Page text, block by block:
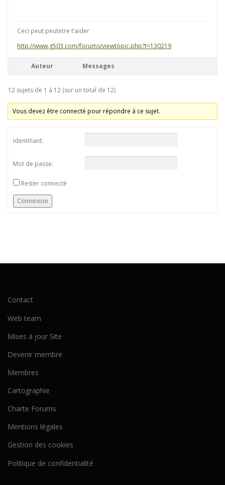
Ceci peut peutetre t’aider
http://www.g503.com/forums/viewtopic.php?t=130219
Auteur Messages
12 sujets de 1 à 12 (sur un total de 12)
Vous devez être connecté pour répondre à ce sujet.
Identifiant:
Mot de passe:
Rester connecté
Connexion
Contact
Web team
Mises à jour Site
Devenir membre
Membres
Cartographie
Charte Forums
Mentions légales
Gestion des cookies
Politique de confidentialité